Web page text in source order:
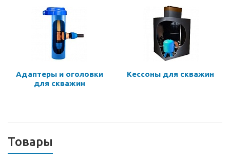
Адаптеры и оголовки
для скважин
Кессоны для скважин
Товары